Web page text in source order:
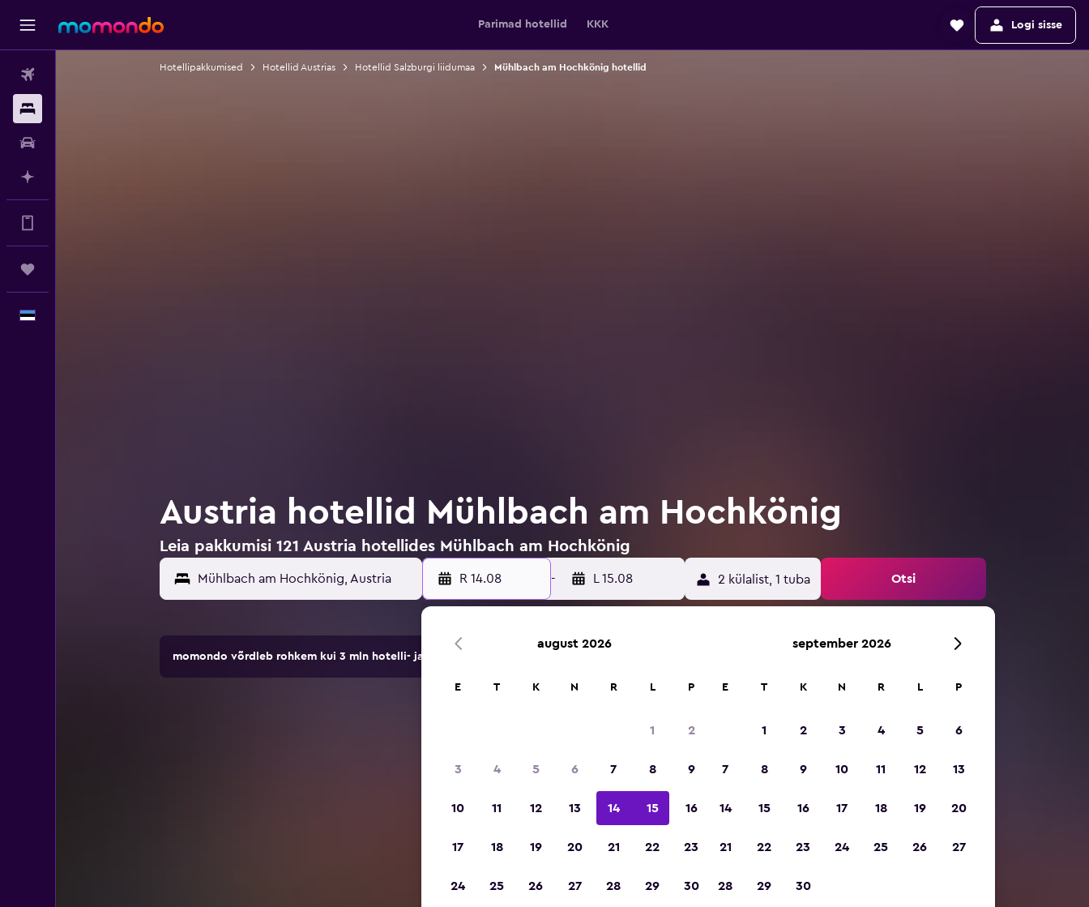
Parimad hotellid KKK Logi sisse
Hotellipakkumised Hotellid Austrias Hotellid Salzburgi liidumaa Mühlbach am Hochkönig hotellid
Austria hotellid Mühlbach am Hochkönig
Leia pakkumisi 121 Austria hotellides Mühlbach am Hochkönig
Mühlbach am Hochkönig, Austria R 14.08 - L 15.08 2 külalist, 1 tuba Otsi
momondo võrdleb rohkem kui 3 mln hotelli- ja majutuspakkumist.
august 2026
E T K N R L P
1 2
3 4 5 6 7 8 9
10 11 12 13 14 15 16
17 18 19 20 21 22 23
24 25 26 27 28 29 30
september 2026
E T K N R L P
1 2 3 4 5 6
7 8 9 10 11 12 13
14 15 16 17 18 19 20
21 22 23 24 25 26 27
28 29 30